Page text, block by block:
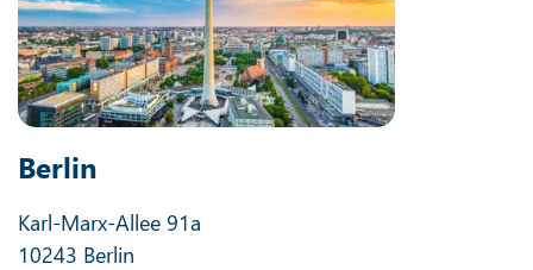
Berlin
Karl-Marx-Allee 91a
10243 Berlin